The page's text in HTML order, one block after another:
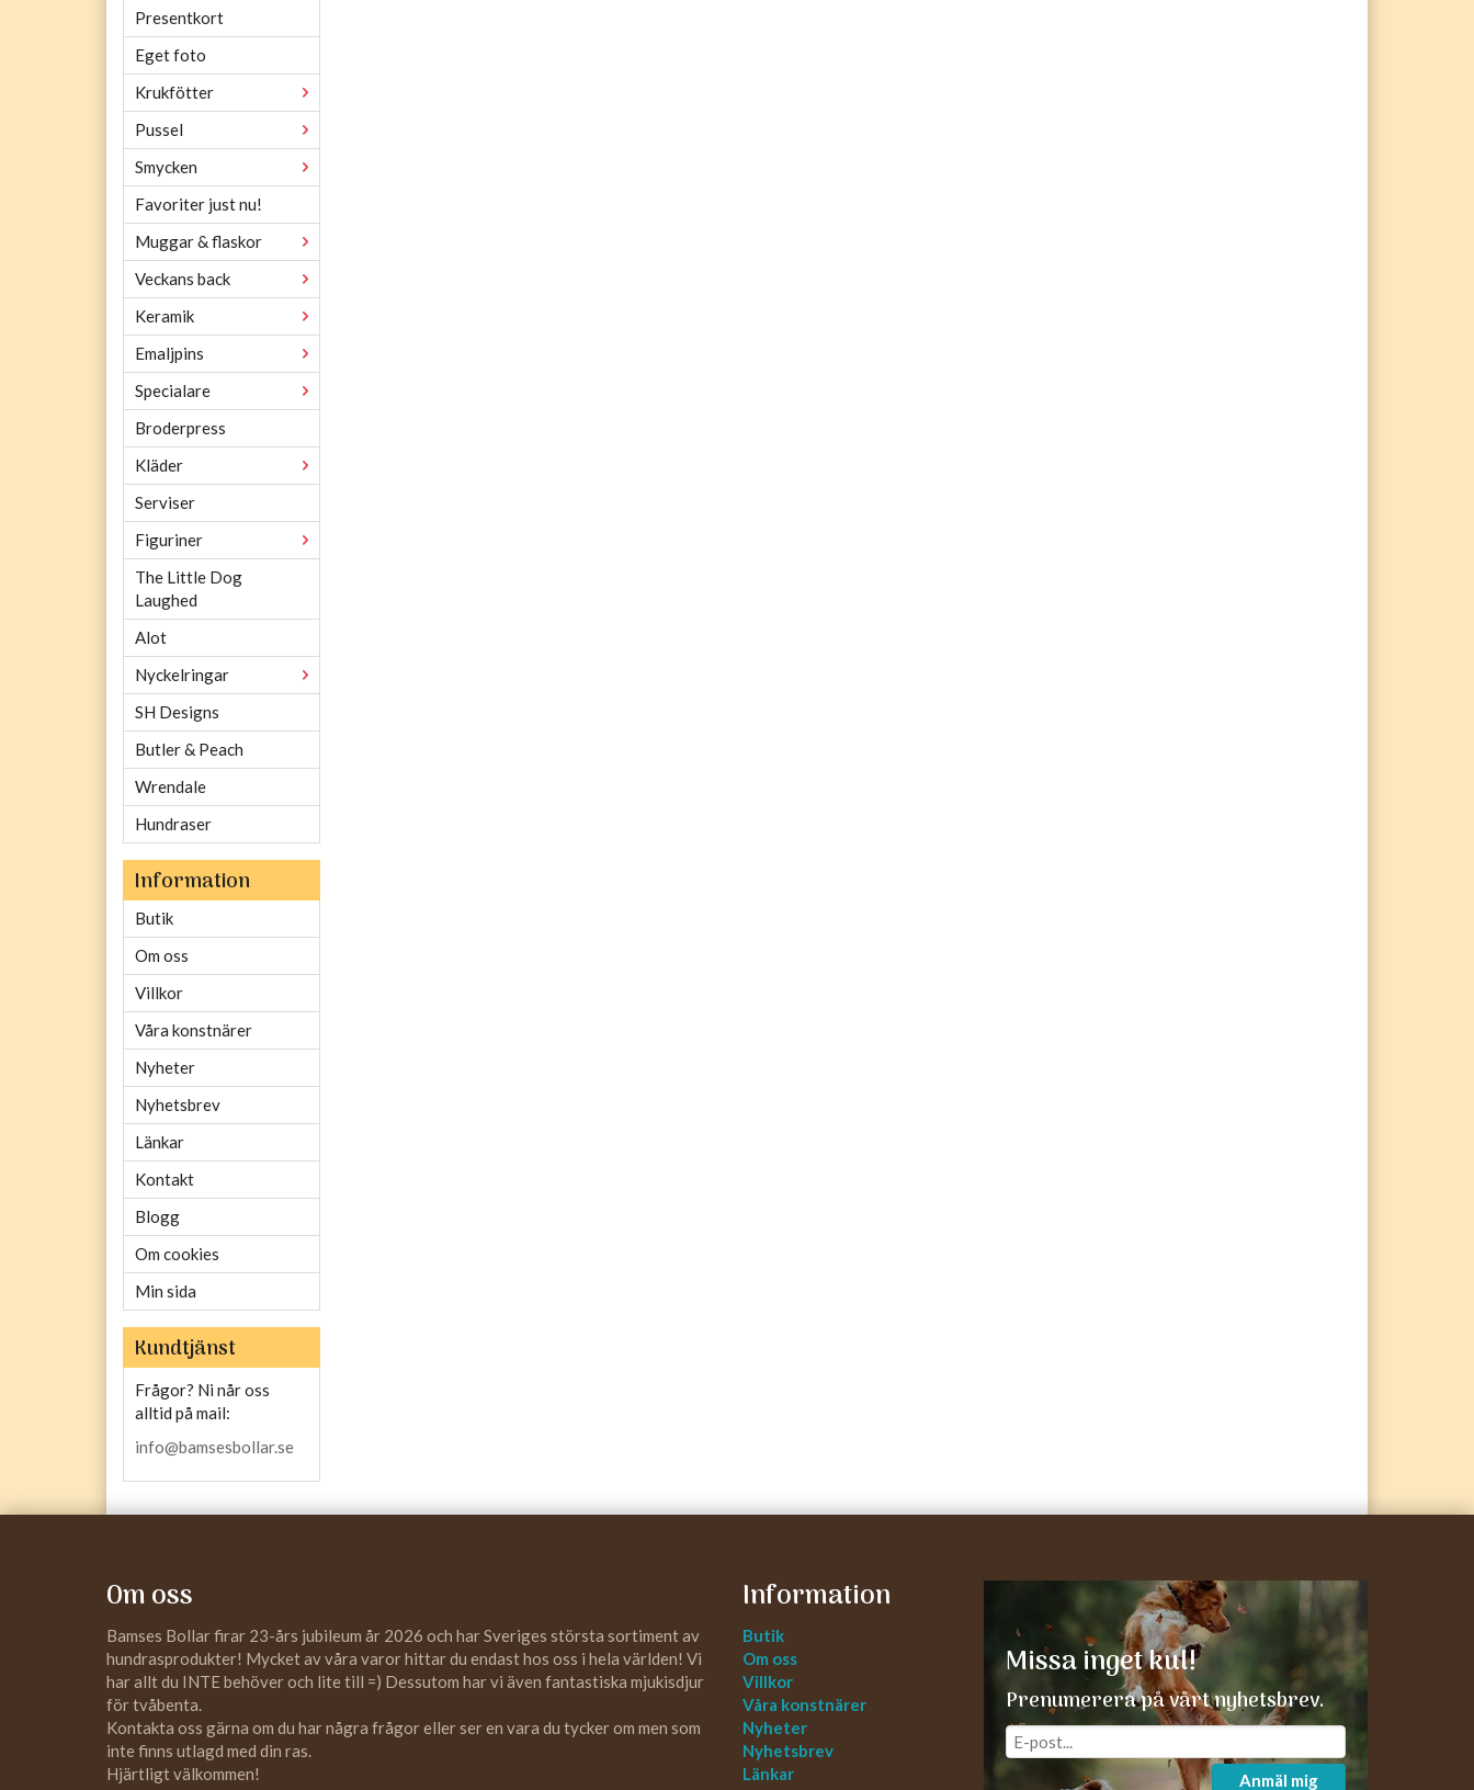
Presentkort
Eget foto
Krukfötter
Pussel
Smycken
Favoriter just nu!
Muggar & flaskor
Veckans back
Keramik
Emaljpins
Specialare
Broderpress
Kläder
Serviser
Figuriner
The Little Dog
Laughed
Alot
Nyckelringar
SH Designs
Butler & Peach
Wrendale
Hundraser
Information
Butik
Om oss
Villkor
Våra konstnärer
Nyheter
Nyhetsbrev
Länkar
Kontakt
Blogg
Om cookies
Min sida
Kundtjänst
Frågor? Ni når oss
alltid på mail:
info@bamsesbollar.se
Missa inget kul!
Prenumerera på vårt nyhetsbrev.
Anmäl mig
Information
Butik
Om oss
Villkor
Våra konstnärer
Nyheter
Nyhetsbrev
Länkar
Om oss
Bamses Bollar firar 23-års jubileum år 2026 och har Sveriges största sortiment av
hundrasprodukter! Mycket av våra varor hittar du endast hos oss i hela världen! Vi
har allt du INTE behöver och lite till =) Dessutom har vi även fantastiska mjukisdjur
för tvåbenta.
Kontakta oss gärna om du har några frågor eller ser en vara du tycker om men som
inte finns utlagd med din ras.
Hjärtligt välkommen!